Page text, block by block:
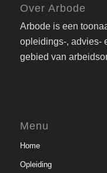
Over Arbode
Arbode is een
opleidings-, advies-
gebied van
Menu
Home
Opleiding